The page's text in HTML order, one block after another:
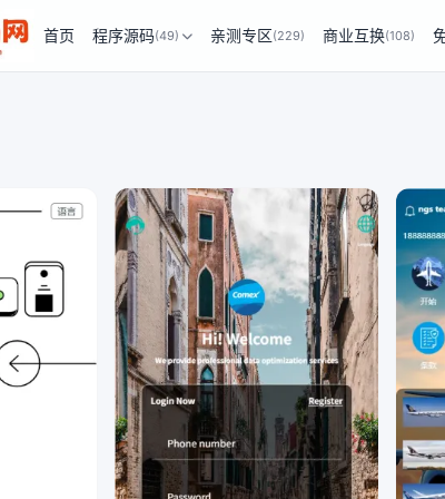
首页 程序源码(49) 亲测专区(229) 商业互换(108)